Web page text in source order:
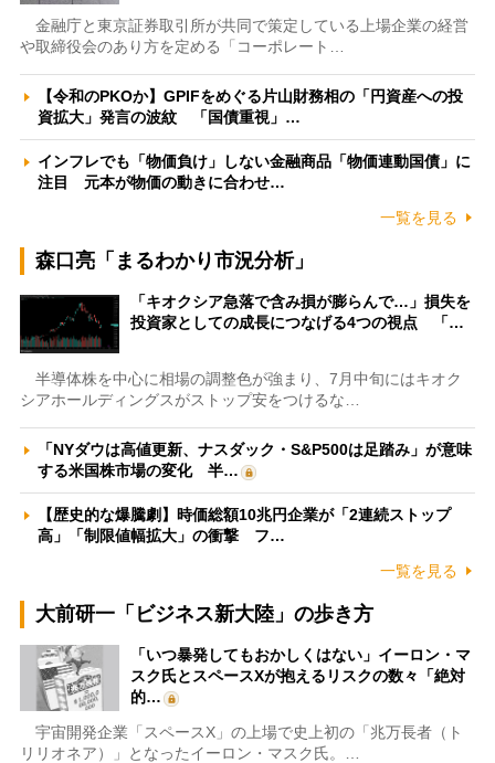
金融庁と東京証券取引所が共同で策定している上場企業の経営
や取締役会のあり方を定める「コーポレート…
【令和のPKOか】GPIFをめぐる片山財務相の「円資産への投
資拡大」発言の波紋 「国債重視」…
インフレでも「物価負け」しない金融商品「物価連動国債」に
注目 元本が物価の動きに合わせ…
一覧を見る
森口亮「まるわかり市況分析」
「キオクシア急落で含み損が膨らんで…」損失を
投資家としての成長につなげる4つの視点 「…
半導体株を中心に相場の調整色が強まり、7月中旬にはキオク
シアホールディングスがストップ安をつけるな…
「NYダウは高値更新、ナスダック・S&P500は足踏み」が意味
する米国株市場の変化 半…
【歴史的な爆騰劇】時価総額10兆円企業が「2連続ストップ
高」「制限値幅拡大」の衝撃 フ…
一覧を見る
大前研一「ビジネス新大陸」の歩き方
「いつ暴発してもおかしくはない」イーロン・マ
スク氏とスペースXが抱えるリスクの数々「絶対
的…
宇宙開発企業「スペースX」の上場で史上初の「兆万長者（ト
リリオネア）」となったイーロン・マスク氏。…